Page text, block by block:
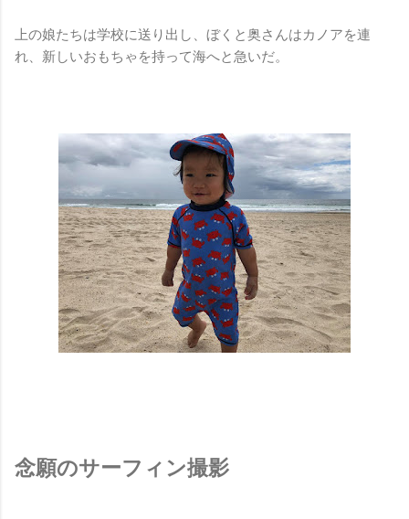
上の娘たちは学校に送り出し、ぼくと奥さんはカノアを連
れ、新しいおもちゃを持って海へと急いだ。
念願のサーフィン撮影